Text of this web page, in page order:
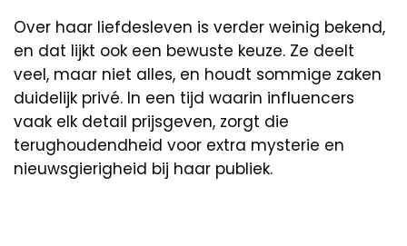
Over haar liefdesleven is verder weinig bekend,
en dat lijkt ook een bewuste keuze. Ze deelt
veel, maar niet alles, en houdt sommige zaken
duidelijk privé. In een tijd waarin influencers
vaak elk detail prijsgeven, zorgt die
terughoudendheid voor extra mysterie en
nieuwsgierigheid bij haar publiek.